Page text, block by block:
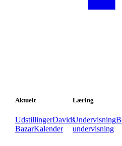
Aktuelt
UdstillingerDavids
BazarKalender
Læring
Undervisning
undervisning